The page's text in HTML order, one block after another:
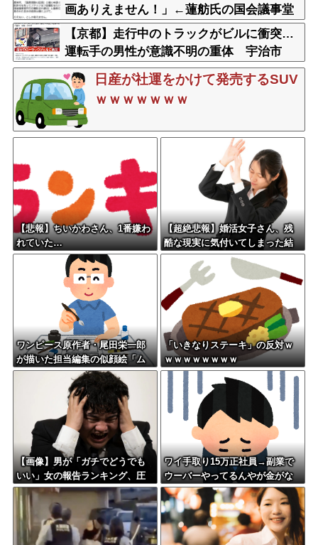
画ありえません！」←蓮舫氏の国会議事堂
内撮影が掘り返される
【京都】走行中のトラックがビルに衝突…
運転手の男性が意識不明の重体 宇治市
日産が社運をかけて発売するSUV
ｗｗｗｗｗｗｗ
【悲報】ちいかわさん、1番嫌わ
れていた…
【超絶悲報】婚活女子さん、残
酷な現実に気付いてしまった結
果…
ワンピース原作者・尾田栄一郎
が描いた担当編集の似顔絵「ム
ダに東大卒」
「いきなりステーキ」の反対ｗ
ｗｗｗｗｗｗｗｗ
【画像】男が「ガチでどうでも
いい」女の報告ランキング、圧
倒的第１位と言えば『コレ』w w
w w w w w w w w
ワイ手取り15万正社員→副業で
ウーバーやってるんやが金がな
い